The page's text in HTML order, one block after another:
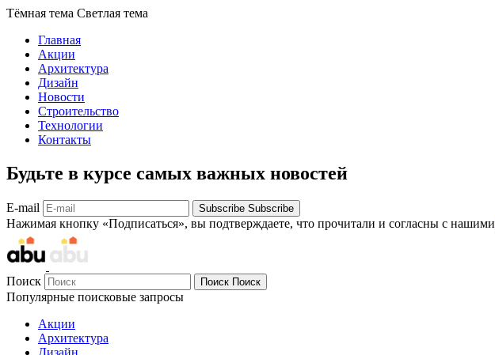
Тёмная тема Светлая тема
Главная
Акции
Архитектура
Дизайн
Новости
Строительство
Технологии
Контакты
Будьте в курсе самых важных новостей
E-mail Subscribe Subscribe
Нажимая кнопку «Подписаться», вы подтверждаете, что прочитали и согласны с нашими
Поиск Поиск Поиск
Популярные поисковые запросы
Акции
Архитектура
Дизайн